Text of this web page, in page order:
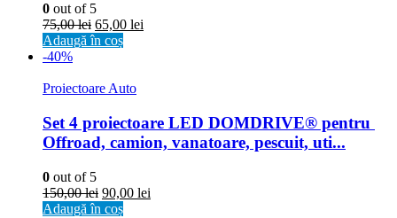
0 out of 5
75,00lei 65,00 lei
Adaugă în coș
-40%
Proiectoare Auto
Set 4 proiectoare LED DOMDRIVE® pentru
Offroad, camion, vanatoare, pescuit, uti...
0 out of 5
150,00lei 90,00 lei
Adaugă în coș